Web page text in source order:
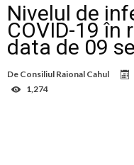
Nivelul de
COVID-19 în
data de 09
De Consiliul Raional Cahul
1,274